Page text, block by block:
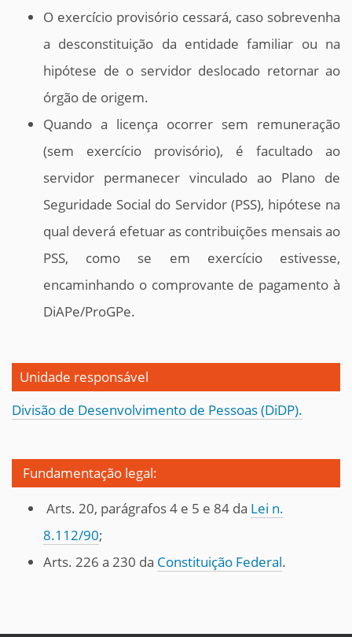
O exercício provisório cessará, caso sobrevenha
a desconstituição da entidade familiar ou na
hipótese de o servidor deslocado retornar ao
órgão de origem.
Quando a licença ocorrer sem remuneração
(sem exercício provisório), é facultado ao
servidor permanecer vinculado ao Plano de
Seguridade Social do Servidor (PSS), hipótese na
qual deverá efetuar as contribuições mensais ao
PSS, como se em exercício estivesse,
encaminhando o comprovante de pagamento à
DiAPe/ProGPe.
Unidade responsável
Divisão de Desenvolvimento de Pessoas (DiDP).
Fundamentação legal:
Arts. 20, parágrafos 4 e 5 e 84 da Lei n.
8.112/90;
Arts. 226 a 230 da Constituição Federal.